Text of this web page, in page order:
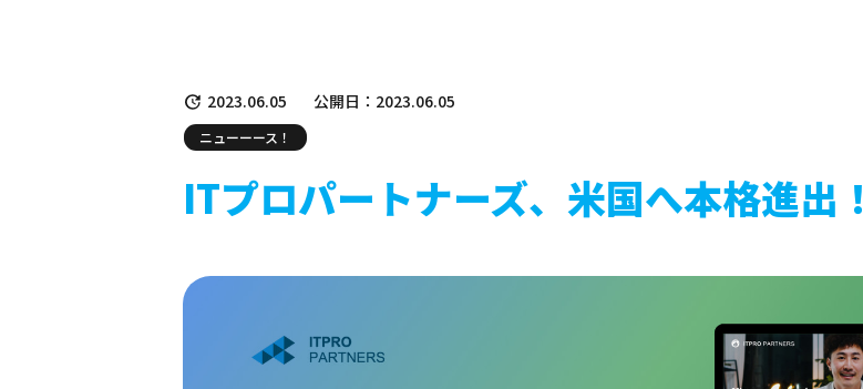
2023.06.05 公開日：2023.06.05
ニューーース！
ITプロパートナーズ、米国へ本格進出！